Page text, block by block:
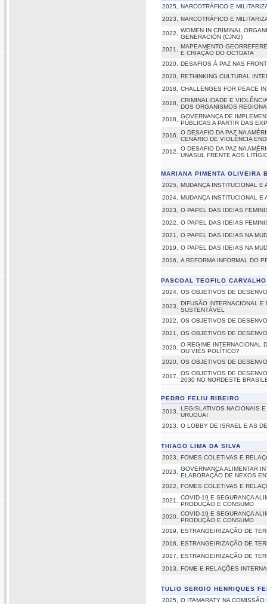
2025,
NARCOTRÁFICO E
2023,
NARCOTRÁFICO E
2022,
WOMEN IN CRIMINAL
GENERACIÓN (CJNG)
2021,
MAPEAMENTO
E CRIAÇÃO DO OCTDATA
2020,
DESAFIOS À PAZ NAS
2020,
RETHINKING CULTURAL
2018,
CHALLENGES FOR PEACE
2018,
CRIMINALIDADE E
DOS ORGANISMOS
2018,
GOVERNANÇA DE
PÚBLICAS A PARTIR DAS
2016,
O DESAFIO DA PAZ NA
CENÁRIO DE VIOLÊNCIA
2012,
O DESAFIO DA PAZ NA
UNASUL FRENTE AOS
MARIANA PIMENTA OLIVEIRA
2025,
MUDANÇA INSTITUCIONAL E
2024,
MUDANÇA INSTITUCIONAL E
2023,
O PAPEL DAS IDEIAS
2022,
O PAPEL DAS IDEIAS
2021,
O PAPEL DAS IDEIAS NA
2019,
O PAPEL DAS IDEIAS NA
2016,
A REFORMA INFORMAL DO
PASCOAL TEOFILO
2024,
OS OBJETIVOS DE
2023,
DIFUSÃO INTERNACIONAL E
SUSTENTÁVEL
2022,
OS OBJETIVOS DE
2021,
OS OBJETIVOS DE
2020,
O REGIME INTERNACIONAL
OU VIÉS POLÍTICO?
2020,
OS OBJETIVOS DE
2017,
OS OBJETIVOS DE
2030 NO NORDESTE
PEDRO FELIU RIBEIRO
2013,
LEGISLATIVOS NACIONAIS
URUGUAI
2013,
O LOBBY DE ISRAEL E AS
THIAGO LIMA DA SILVA
2023,
FOMES COLETIVAS E
2023,
GOVERNANÇA ALIMENTAR
ELABORAÇÃO DE NEXOS
2022,
FOMES COLETIVAS E
2021,
COVID-19 E SEGURANÇA
PRODUÇÃO E CONSUMO
2020,
COVID-19 E SEGURANÇA
PRODUÇÃO E CONSUMO
2019,
ESTRANGEIRIZAÇÃO DE
2018,
ESTRANGEIRIZAÇÃO DE
2017,
ESTRANGEIRIZAÇÃO DE
2013,
FOME E RELAÇÕES
TULIO SERGIO HENRIQUES
2025,
O ITAMARATY NA